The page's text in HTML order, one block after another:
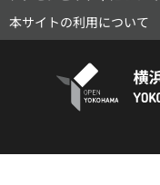
本サイトの利用について